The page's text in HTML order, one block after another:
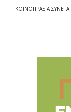
ΚΟΙΝΟΠΡΑΞΙΑ